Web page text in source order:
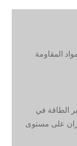
المقاومة
الطاقة في
على مستوى